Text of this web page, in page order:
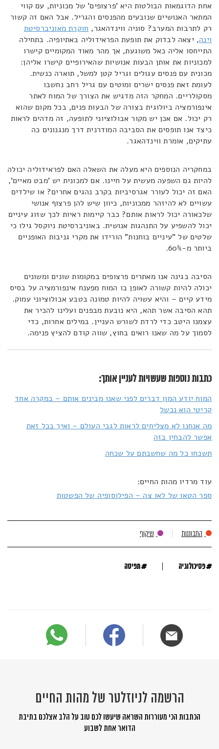
אחת הדוגמאות הבולטות היא 'פרצופים' של מכוניות, עם קווי
המתאר האנושיים שנובעים מהפנסים והגריל. אבל האם זה קשור
רק לתרבות המערב? סוניה ווינדהאגר, חוקרת מאוניברסיטת
וינה, יצאה לבדוק את תופעת הפראידוליה באתיופיה. בתחילה
התייחסו אליה כאל משוגעת, אך מהר מאוד המקומיים קישרו
למכוניות את אותן הבעות אנושיות שהאירופיים קישרו אליהן:
מכונית עם פנסים עגולים וגריל קטן למשל, תוארה כנשית.
לעומת זאת פנסים ישרים ומוטים עם גריל רחב נחשבו
מסקולריים. המחקר הזה מדגיש את הצורך של המוח לאתר
אינפורמציה ביולוגית בצורה של הבעות פנים, בכל מקום שהוא
רק יכול. אם אכן יש מקור אבולוציוני לתופעה, זה מדהים לראות
כיצד אנו תופסים את הסביבה המודרנית דרך מנגנונים כה
עתיקים, אומרת ווינדהאגר.
במחקריה הנוספים היא מעלה את השאלה האם לפראידוליה יכולה
להיות גם השפעה מעשית על חיינו. אם למכונית יש 'מבט מאיים',
האם זה יכול לעורר אגרסיביות בקרב נהגים אחרים? או שילדים
עשויים לא להיזהר ממכוניות, כיוון שיש להן פרצוף אנושי
שלכאורה יכול לראות אותם? כבר קיימות ראיות לכך שזוג עיניים
יכול להשפיע על התנהגות אנושית. באוניברסיטת ניוקסל גילו כי
שלטים של "עיניים בוחנות" הורידו את מקרי גניבות האופניים
ביותר מ-60%.
הסיבה בגינה אנו מאתרים פרצופים במקומות שונים ומשונים
יכולה להיות קשורה לאופן בו המוח מפענח אינפורמציה על בסיס
מידע קיים – והיא עשויה להיות טמונה בטבע אבולוציוני עמוק.
תהא הסיבה אשר תהא, היא נובעת מבפנים ועלינו להכיר את
עצמנו היטב כדי לרדת לשורש העניין. במילים אחרות, כדי
לסמוך על מה שאנו רואים בחוץ, שווה קודם להציץ פנימה.
כתבות נוספות שעשויות לעניין אותך:
המוח יודע המון דברים לפני שאנו מבינים אותם – במקרה אחד
קריטי הוא נכשל
מה אנחנו לא מצליחים לראות לגבי העולם – ואיך בכל זאת
אפשר להבחין בזה
תשכחו כל מה שחשבתם על שכחה
עוד מרדיו מהות החיים:
ספר הטאו של לאו צה – הפילוסופיה של הפשטות
התבוננות שיקוף
#פסיכולוגיה #תפיסה
הרשמה לניוזלטר של מהות החיים
הכתבות הכי מעוררות השראה שיעשו לכם טוב על הלב אצלכם בתיבת
הדואר אחת לשבוע